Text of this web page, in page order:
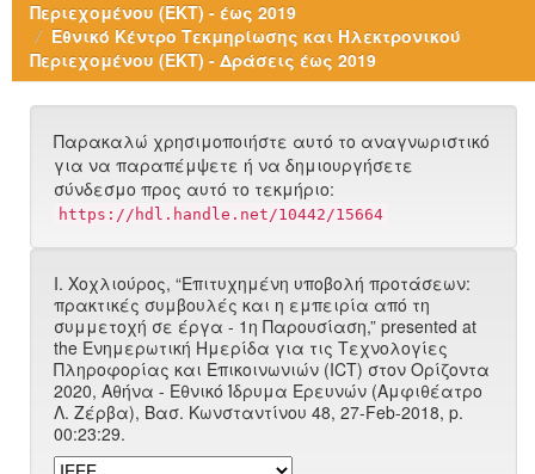
Περιεχομένου (ΕΚΤ) - έως 2019
Εθνικό Κέντρο Τεκμηρίωσης και Ηλεκτρονικού
Περιεχομένου (ΕΚΤ) - Δράσεις έως 2019
Παρακαλώ χρησιμοποιήστε αυτό το αναγνωριστικό
για να παραπέμψετε ή να δημιουργήσετε
σύνδεσμο προς αυτό το τεκμήριο:
https://hdl.handle.net/10442/15664
Ι. Χοχλιούρος, “Eπιτυχημένη υποβολή προτάσεων:
πρακτικές συμβουλές και η εμπειρία από τη
συμμετοχή σε έργα - 1η Παρουσίαση,” presented at
the Ενημερωτική Ημερίδα για τις Τεχνολογίες
Πληροφορίας και Επικοινωνιών (ICT) στον Ορίζοντα
2020, Αθήνα - Εθνικό Ίδρυμα Ερευνών (Αμφιθέατρο
Λ. Ζέρβα), Bασ. Κωνσταντίνου 48, 27-Feb-2018, p.
00:23:29.